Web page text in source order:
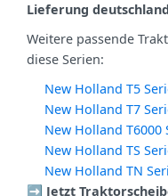
Lieferung
Weitere passende
diese Serien:
New Holland T5
New Holland T7
New Holland T6000
New Holland TS
New Holland TN
➡️ Jetzt